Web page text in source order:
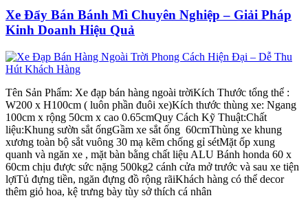
Xe Đẩy Bán Bánh Mì Chuyên Nghiệp – Giải Pháp
Kinh Doanh Hiệu Quả
Tên Sản Phẩm: Xe đạp bán hàng ngoài trờiKích Thước tổng thể :
W200 x H100cm ( luôn phần đuôi xe)Kích thước thùng xe: Ngang
100cm x rộng 50cm x cao 0.65cmQuy Cách Kỹ Thuật:Chất
liệu:Khung sườn sắt ốngGầm xe sắt ống 60cmThùng xe khung
xương toàn bộ sắt vuông 30 mạ kẽm chống gỉ sétMặt ốp xung
quanh và ngăn xe , mặt bàn bằng chất liệu ALU Bánh honda 60 x
60cm chịu được sức nặng 500kg2 cánh cửa mở trước và sau xe tiện
lợiTủ đựng tiền, ngăn đựng đồ rộng rãiKhách hàng có thể decor
thêm giỏ hoa, kệ trưng bày tùy sở thích cá nhân